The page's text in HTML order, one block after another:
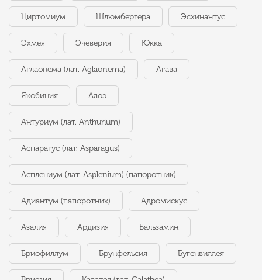
Циртомиум Шлюмбергера Эсхинантус
Эхмея Эчеверия Юкка
Аглаонема (лат. Aglaonema) Агава
Якобиния Алоэ
Антуриум (лат. Anthurium)
Аспарагус (лат. Asparagus)
Асплениум (лат. Asplenium) (папоротник)
Адиантум (папоротник) Адромискус
Азалия Ардизия Бальзамин
Бриофиллум Брунфельсия Бугенвиллея